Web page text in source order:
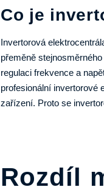
Co je
Invertorová
přeměně
regulaci frekvence a
profesionální invertorové
zařízení. Proto se
Rozdíl